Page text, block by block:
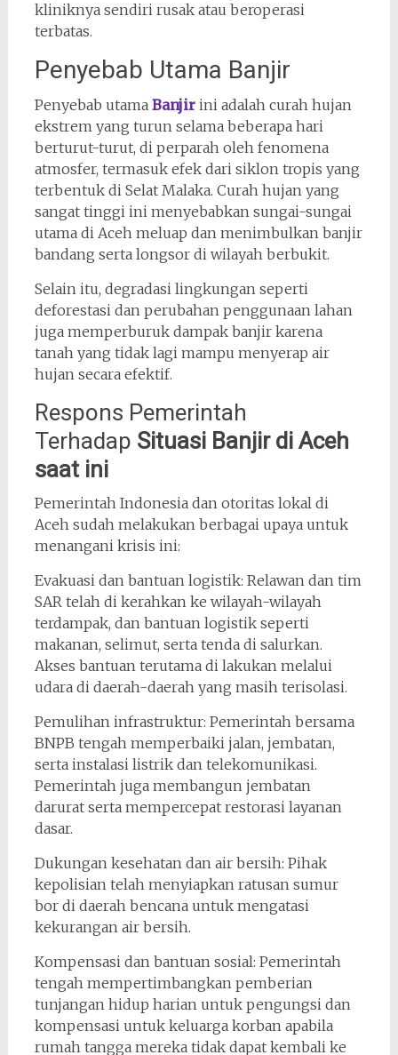
kliniknya sendiri rusak atau beroperasi
terbatas.
Penyebab Utama Banjir
Penyebab utama Banjirini adalah curah hujan
ekstrem yang turun selama beberapa hari
berturut-turut, di perparah oleh fenomena
atmosfer, termasuk efek dari siklon tropis yang
terbentuk di Selat Malaka. Curah hujan yang
sangat tinggi ini menyebabkan sungai-sungai
utama di Aceh meluap dan menimbulkan banjir
bandang serta longsor di wilayah berbukit.
Selain itu, degradasi lingkungan seperti
deforestasi dan perubahan penggunaan lahan
juga memperburuk dampak banjir karena
tanah yang tidak lagi mampu menyerap air
hujan secara efektif.
Respons Pemerintah
Terhadap Situasi Banjir di Aceh
saat ini
Pemerintah Indonesia dan otoritas lokal di
Aceh sudah melakukan berbagai upaya untuk
menangani krisis ini:
Evakuasi dan bantuan logistik: Relawan dan tim
SAR telah di kerahkan ke wilayah-wilayah
terdampak, dan bantuan logistik seperti
makanan, selimut, serta tenda di salurkan.
Akses bantuan terutama di lakukan melalui
udara di daerah-daerah yang masih terisolasi.
Pemulihan infrastruktur: Pemerintah bersama
BNPB tengah memperbaiki jalan, jembatan,
serta instalasi listrik dan telekomunikasi.
Pemerintah juga membangun jembatan
darurat serta mempercepat restorasi layanan
dasar.
Dukungan kesehatan dan air bersih: Pihak
kepolisian telah menyiapkan ratusan sumur
bor di daerah bencana untuk mengatasi
kekurangan air bersih.
Kompensasi dan bantuan sosial: Pemerintah
tengah mempertimbangkan pemberian
tunjangan hidup harian untuk pengungsi dan
kompensasi untuk keluarga korban apabila
rumah tangga mereka tidak dapat kembali ke